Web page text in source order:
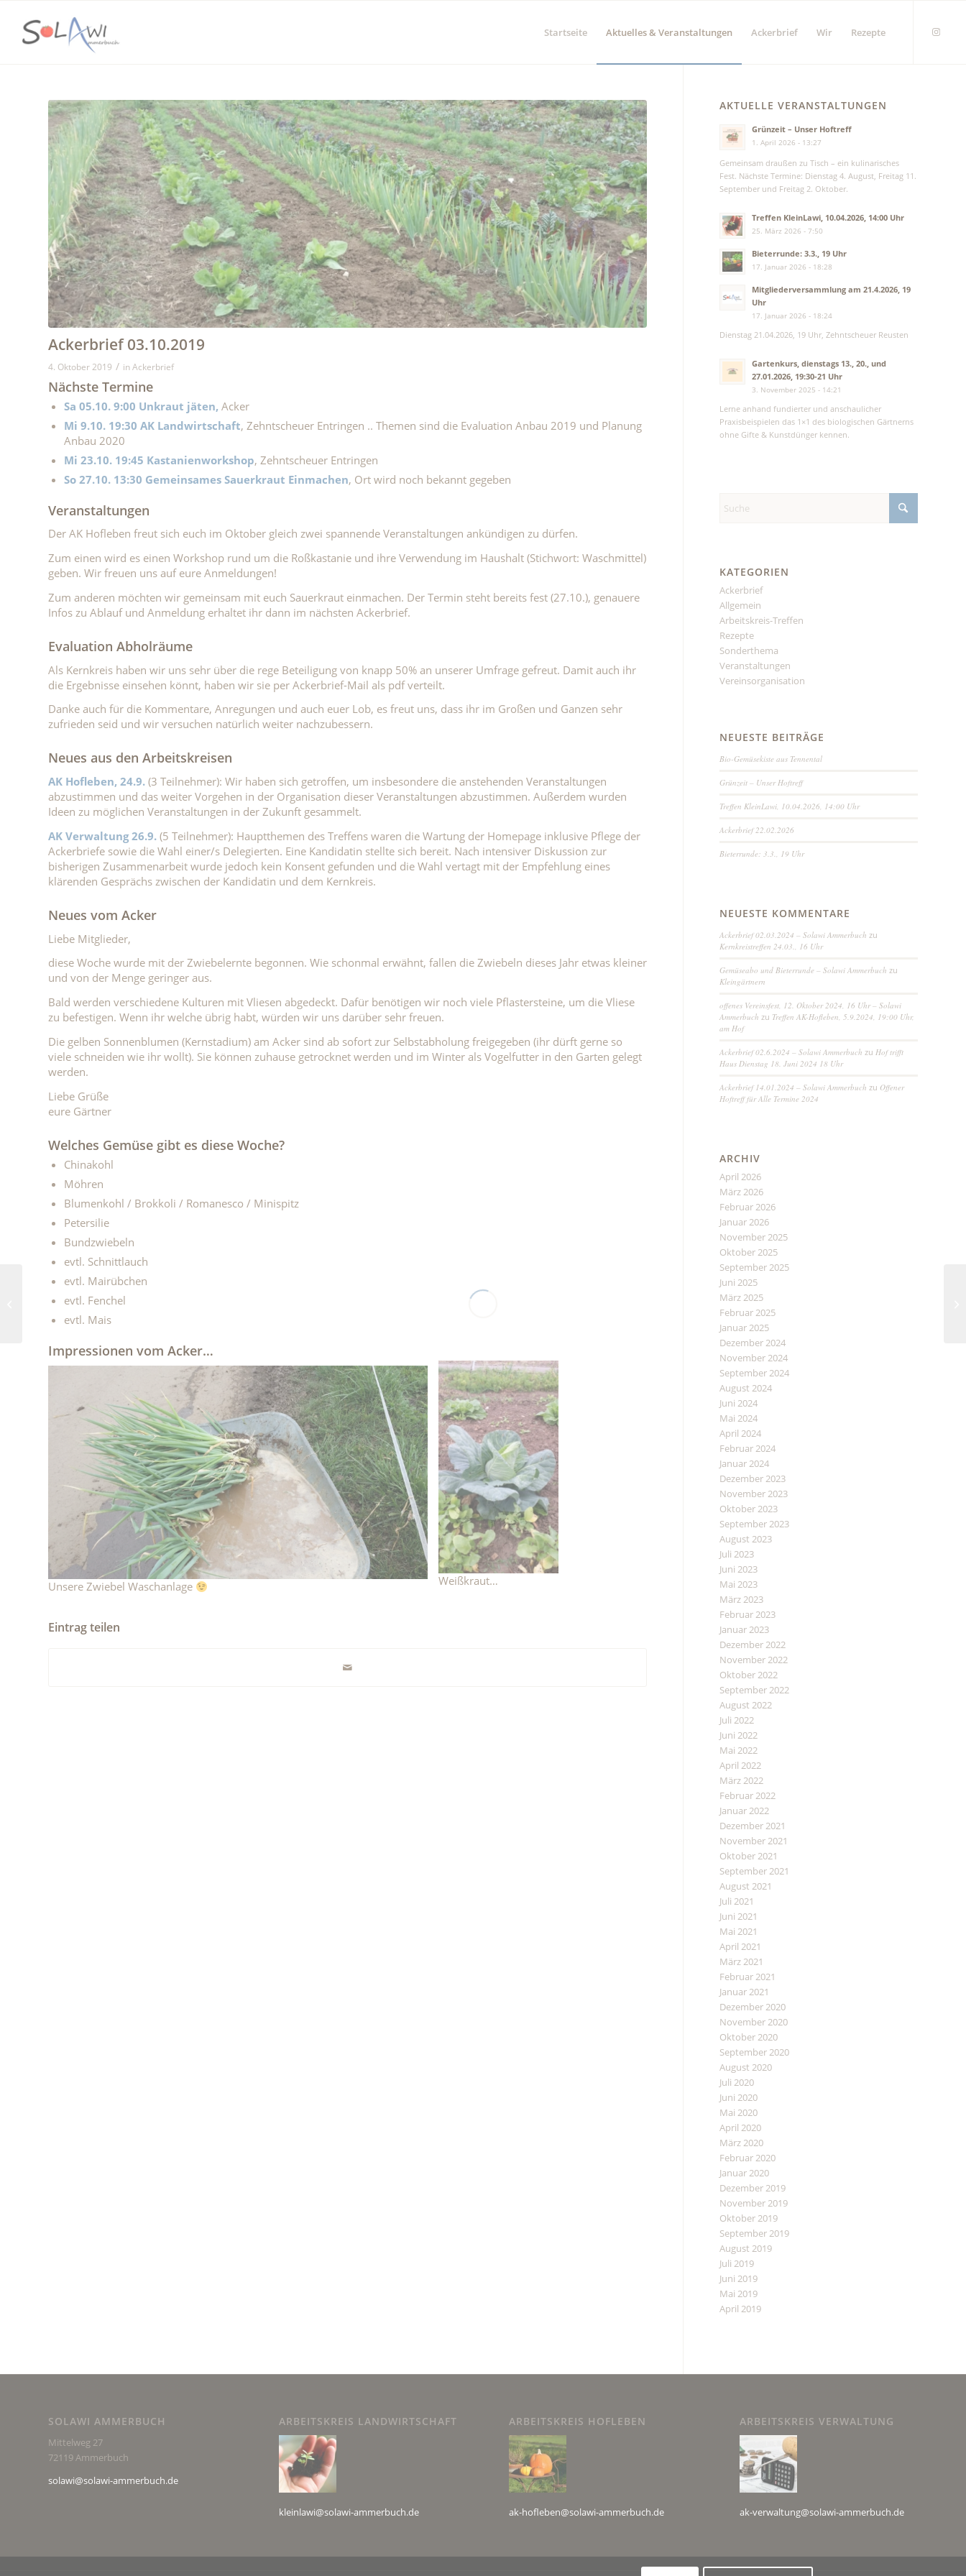
Startseite Aktuelles & Veranstaltungen Ackerbrief Wir Rezepte
Ackerbrief 03.10.2019
4. Oktober 2019 / inAckerbrief
Nächste Termine
Sa 05.10. 9:00 Unkraut jäten, Acker
Mi 9.10. 19:30 AK Landwirtschaft, Zehntscheuer Entringen .. Themen sind die Evaluation Anbau 2019 und Planung
Anbau 2020
Mi 23.10. 19:45 Kastanienworkshop, Zehntscheuer Entringen
So 27.10. 13:30 Gemeinsames Sauerkraut Einmachen, Ort wird noch bekannt gegeben
Veranstaltungen
Der AK Hofleben freut sich euch im Oktober gleich zwei spannende Veranstaltungen ankündigen zu dürfen.
Zum einen wird es einen Workshop rund um die Roßkastanie und ihre Verwendung im Haushalt (Stichwort: Waschmittel)
geben. Wir freuen uns auf eure Anmeldungen!
Zum anderen möchten wir gemeinsam mit euch Sauerkraut einmachen. Der Termin steht bereits fest (27.10.), genauere
Infos zu Ablauf und Anmeldung erhaltet ihr dann im nächsten Ackerbrief.
Evaluation Abholräume
Als Kernkreis haben wir uns sehr über die rege Beteiligung von knapp 50% an unserer Umfrage gefreut. Damit auch ihr
die Ergebnisse einsehen könnt, haben wir sie per Ackerbrief-Mail als pdf verteilt.
Danke auch für die Kommentare, Anregungen und auch euer Lob, es freut uns, dass ihr im Großen und Ganzen sehr
zufrieden seid und wir versuchen natürlich weiter nachzubessern.
Neues aus den Arbeitskreisen
AK Hofleben, 24.9. (3 Teilnehmer): Wir haben sich getroffen, um insbesondere die anstehenden Veranstaltungen
abzustimmen und das weiter Vorgehen in der Organisation dieser Veranstaltungen abzustimmen. Außerdem wurden
Ideen zu möglichen Veranstaltungen in der Zukunft gesammelt.
AK Verwaltung 26.9. (5 Teilnehmer): Hauptthemen des Treffens waren die Wartung der Homepage inklusive Pflege der
Ackerbriefe sowie die Wahl einer/s Delegierten. Eine Kandidatin stellte sich bereit. Nach intensiver Diskussion zur
bisherigen Zusammenarbeit wurde jedoch kein Konsent gefunden und die Wahl vertagt mit der Empfehlung eines
klärenden Gesprächs zwischen der Kandidatin und dem Kernkreis.
Neues vom Acker
Liebe Mitglieder,
diese Woche wurde mit der Zwiebelernte begonnen. Wie schonmal erwähnt, fallen die Zwiebeln dieses Jahr etwas kleiner
und von der Menge geringer aus.
Bald werden verschiedene Kulturen mit Vliesen abgedeckt. Dafür benötigen wir noch viele Pflastersteine, um die Vliese
zu befestigen. Wenn ihr welche übrig habt, würden wir uns darüber sehr freuen.
Die gelben Sonnenblumen (Kernstadium) am Acker sind ab sofort zur Selbstabholung freigegeben (ihr dürft gerne so
viele schneiden wie ihr wollt). Sie können zuhause getrocknet werden und im Winter als Vogelfutter in den Garten gelegt
werden.
Liebe Grüße
eure Gärtner
Welches Gemüse gibt es diese Woche?
Chinakohl
Möhren
Blumenkohl / Brokkoli / Romanesco / Minispitz
Petersilie
Bundzwiebeln
evtl. Schnittlauch
evtl. Mairübchen
evtl. Fenchel
evtl. Mais
Impressionen vom Acker…
Unsere Zwiebel Waschanlage Weißkraut…
Eintrag teilen
AKTUELLE VERANSTALTUNGEN
Grünzeit – Unser Hoftreff
1. April 2026 - 13:27
Gemeinsam draußen zu Tisch – ein kulinarisches
Fest. Nächste Termine: Dienstag 4. August, Freitag 11.
September und Freitag 2. Oktober.
Treffen KleinLawi, 10.04.2026, 14:00 Uhr
25. März 2026 - 7:50
Bieterrunde: 3.3., 19 Uhr
17. Januar 2026 - 18:28
Mitgliederversammlung am 21.4.2026, 19
Uhr
17. Januar 2026 - 18:24
Dienstag 21.04.2026, 19 Uhr, Zehntscheuer Reusten
Gartenkurs, dienstags 13., 20., und
27.01.2026, 19:30-21 Uhr
3. November 2025 - 14:21
Lerne anhand fundierter und anschaulicher
Praxisbeispielen das 1×1 des biologischen Gärtnerns
ohne Gifte & Kunstdünger kennen.
KATEGORIEN
Ackerbrief
Allgemein
Arbeitskreis-Treffen
Rezepte
Sonderthema
Veranstaltungen
Vereinsorganisation
NEUESTE BEITRÄGE
Bio-Gemüsekiste aus Tennental
Grünzeit – Unser Hoftreff
Treffen KleinLawi, 10.04.2026, 14:00 Uhr
Ackerbrief 22.02.2026
Bieterrunde: 3.3., 19 Uhr
NEUESTE KOMMENTARE
Ackerbrief 02.03.2024 – Solawi Ammerbuch zu
Kernkreistreffen 24.03., 16 Uhr
Gemüseabo und Bieterrunde – Solawi Ammerbuch zu
Kleingärtnern
offenes Vereinsfest, 12. Oktober 2024, 16 Uhr – Solawi
Ammerbuch zu Treffen AK-Hofleben, 5.9.2024, 19:00 Uhr,
am Hof
Ackerbrief 02.6.2024 – Solawi Ammerbuch zuHof trifft
Haus Dienstag 18. Juni 2024 18 Uhr
Ackerbrief 14.01.2024 – Solawi Ammerbuch zu Offener
Hoftreff für Alle Termine 2024
ARCHIV
April 2026
März 2026
Februar 2026
Januar 2026
November 2025
Oktober 2025
September 2025
Juni 2025
März 2025
Februar 2025
Januar 2025
Dezember 2024
November 2024
September 2024
August 2024
Juni 2024
Mai 2024
April 2024
Februar 2024
Januar 2024
Dezember 2023
November 2023
Oktober 2023
September 2023
August 2023
Juli 2023
Juni 2023
Mai 2023
März 2023
Februar 2023
Januar 2023
Dezember 2022
November 2022
Oktober 2022
September 2022
August 2022
Juli 2022
Juni 2022
Mai 2022
April 2022
März 2022
Februar 2022
Januar 2022
Dezember 2021
November 2021
Oktober 2021
September 2021
August 2021
Juli 2021
Juni 2021
Mai 2021
April 2021
März 2021
Februar 2021
Januar 2021
Dezember 2020
November 2020
Oktober 2020
September 2020
August 2020
Juli 2020
Juni 2020
Mai 2020
April 2020
März 2020
Februar 2020
Januar 2020
Dezember 2019
November 2019
Oktober 2019
September 2019
August 2019
Juli 2019
Juni 2019
Mai 2019
April 2019
SOLAWI AMMERBUCH
Mittelweg 27
72119 Ammerbuch
solawi@solawi-ammerbuch.de
ARBEITSKREIS LANDWIRTSCHAFT
kleinlawi@solawi-ammerbuch.de
ARBEITSKREIS HOFLEBEN
ak-hofleben@solawi-ammerbuch.de
ARBEITSKREIS VERWALTUNG
ak-verwaltung@solawi-ammerbuch.de
Ackerhilfe: Samstags
Beikraut zupfen – 5.10.
9:00 Uhr